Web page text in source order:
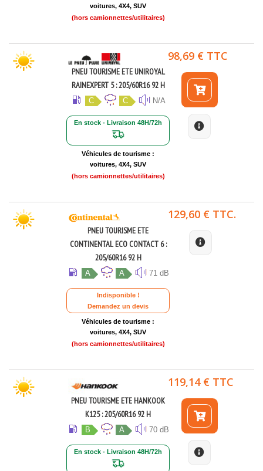
voitures, 4X4, SUV
(hors camionnettes/utilitaires)
PNEU TOURISME ETE UNIROYAL
RAINEXPERT 5 : 205/60R16 92 H
C C N/A
En stock - Livraison 48H/72h
Véhicules de tourisme :
voitures, 4X4, SUV
(hors camionnettes/utilitaires)
98,69 € TTC
PNEU TOURISME ETE
CONTINENTAL ECO CONTACT 6 :
205/60R16 92 H
A A 71 dB
Indisponible !
Demandez un devis
Véhicules de tourisme :
voitures, 4X4, SUV
(hors camionnettes/utilitaires)
129,60 € TTC.
PNEU TOURISME ETE HANKOOK
K125 : 205/60R16 92 H
B A 70 dB
En stock - Livraison 48H/72h
119,14 € TTC